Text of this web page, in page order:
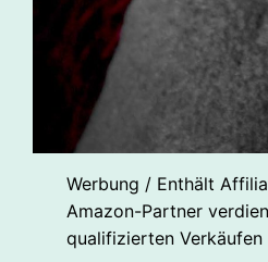
Werbung / Enthält
Amazon-Partner
qualifizierten Verkäufen